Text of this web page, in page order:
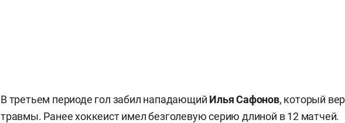
В третьем периоде гол забил нападающий Илья Сафонов, который
травмы. Ранее хоккеист имел безголевую серию длиной в 12 матчей.